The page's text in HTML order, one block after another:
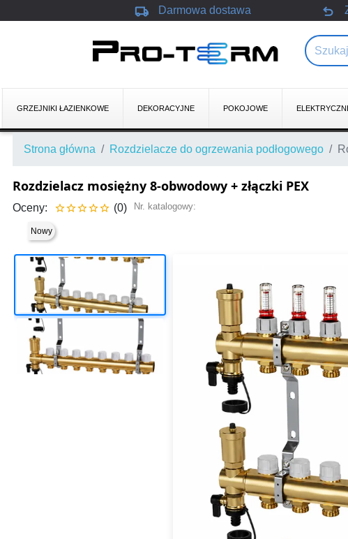
local_shipping Darmowa dostawa undo
GRZEJNIKI ŁAZIENKOWE DEKORACYJNE POKOJOWE
Strona główna Rozdzielacze do ogrzewania podłogowego
Rozdzielacz mosiężny 8-obwodowy + złączki PEX
Oceny:  (0) Nr. katalogowy:
Nowy